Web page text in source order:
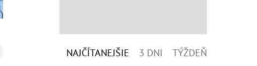
NAJČÍTANEJŠIE 3 DNI TÝŽDEŇ